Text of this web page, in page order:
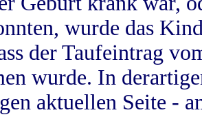
wurde das
der Taufeintrag
wurde. In
aktuellen Seite -